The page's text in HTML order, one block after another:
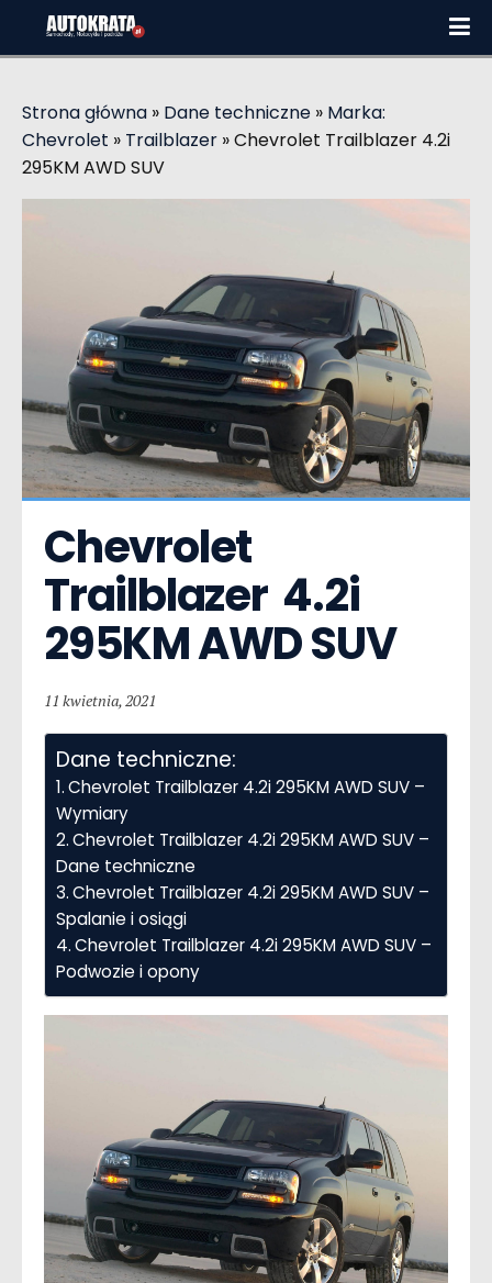
Strona główna » Dane techniczne » Marka:
Chevrolet » Trailblazer »Chevrolet Trailblazer 4.2i
295KM AWD SUV
Chevrolet
Trailblazer  4.2i
295KM AWD SUV
11 kwietnia, 2021
Dane techniczne:
Chevrolet Trailblazer 4.2i 295KM AWD SUV –
Wymiary
Chevrolet Trailblazer 4.2i 295KM AWD SUV –
Dane techniczne
Chevrolet Trailblazer 4.2i 295KM AWD SUV –
Spalanie i osiągi
Chevrolet Trailblazer 4.2i 295KM AWD SUV –
Podwozie i opony